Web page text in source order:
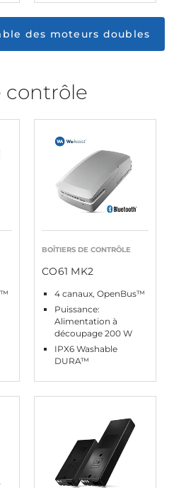
des moteurs doubles
contrôle
BOÎTIERS DE CONTRÔLE
CO61 MK2
4 canaux, OpenBus™
Puissance:
Alimentation à
découpage 200 W
IPX6 Washable
DURA™